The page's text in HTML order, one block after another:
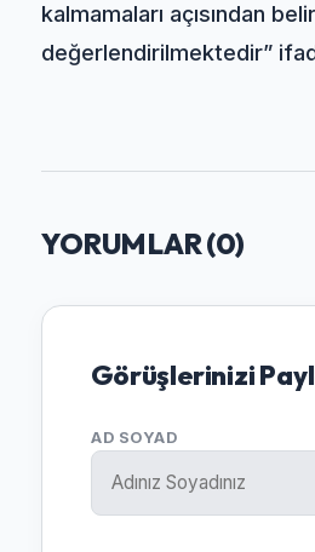
kalmamaları açısından
değerlendirilmektedir”
YORUMLAR (0)
Görüşlerinizi
AD SOYAD